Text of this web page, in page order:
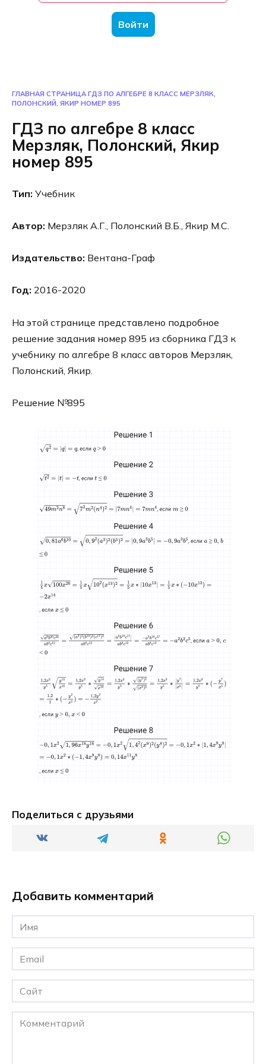
Войти
ГЛАВНАЯ СТРАНИЦА ГДЗ ПО АЛГЕБРЕ 8 КЛАСС МЕРЗЛЯК,
ПОЛОНСКИЙ, ЯКИР НОМЕР 895
ГДЗ по алгебре 8 класс
Мерзляк, Полонский, Якир
номер 895
Тип: Учебник
Автор: Мерзляк А.Г., Полонский В.Б., Якир М.С.
Издательство: Вентана-Граф
Год: 2016-2020
На этой странице представлено подробное
решение задания номер 895 из сборника ГДЗ к
учебнику по алгебре 8 класс авторов Мерзляк,
Полонский, Якир.
Решение №895
Поделиться с друзьями
Добавить комментарий
Имя
*
Email
*
Сайт
Комментарий